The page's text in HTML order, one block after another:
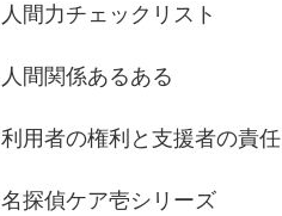
人間力チェックリスト
人間関係あるある
利用者の権利と支援者の責任
名探偵ケア壱シリーズ